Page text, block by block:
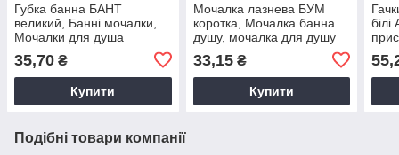
Губка банна БАНТ
великий, Банні мочалки,
Мочалки для душа
35,70 ₴
Купити
Мочалка лазнева БУМ
коротка, Мочалка банна
душу, мочалка для душу
33,15₴
Купити
білі
Подібні товари компанії